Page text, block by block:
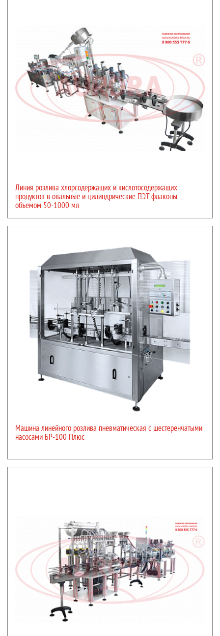
Линия розлива хлорсодержащих и кислотосодержащих
продуктов в овальные и цилиндрические ПЭТ-флаконы
объемом 50-1000 мл
Машина линейного розлива пневматическая с шестеренчатыми
насосами БР-100 Плюс